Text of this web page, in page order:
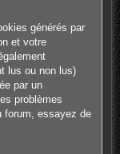
générés par
et votre
lus ou non lus)
par un
problèmes
forum, essayez de